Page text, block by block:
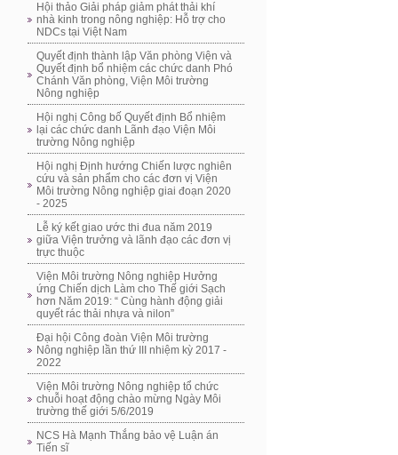
Hội thảo Giải pháp giảm phát thải khí
nhà kinh trong nông nghiệp: Hỗ trợ cho
NDCs tại Việt Nam
Quyết định thành lập Văn phòng Viện và
Quyết định bổ nhiệm các chức danh Phó
Chánh Văn phòng, Viện Môi trường
Nông nghiệp
Hội nghị Công bố Quyết định Bổ nhiệm
lại các chức danh Lãnh đạo Viện Môi
trường Nông nghiệp
Hội nghị Định hướng Chiến lược nghiên
cứu và sản phẩm cho các đơn vị Viện
Môi trường Nông nghiệp giai đoạn 2020
- 2025
Lễ ký kết giao ước thi đua năm 2019
giữa Viện trưởng và lãnh đạo các đơn vị
trực thuộc
Viện Môi trường Nông nghiệp Hưởng
ứng Chiến dịch Làm cho Thế giới Sạch
hơn Năm 2019: “ Cùng hành động giải
quyết rác thải nhựa và nilon”
Đại hội Công đoàn Viện Môi trường
Nông nghiệp lần thứ III nhiệm kỳ 2017 -
2022
Viện Môi trường Nông nghiệp tổ chức
chuỗi hoạt động chào mừng Ngày Môi
trường thế giới 5/6/2019
NCS Hà Mạnh Thắng bảo vệ Luận án
Tiến sĩ